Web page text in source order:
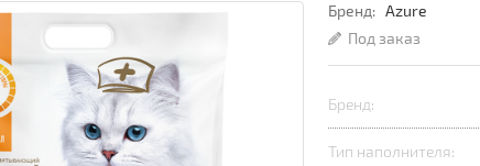
Бренд: Azure
Под заказ
Бренд:
Тип наполнителя: